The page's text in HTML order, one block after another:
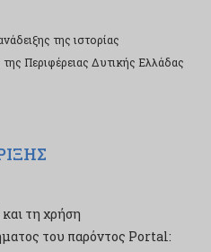
της ιστορίας
Περιφέρειας Δυτικής Ελλάδας
τη χρήση
του παρόντος Portal: